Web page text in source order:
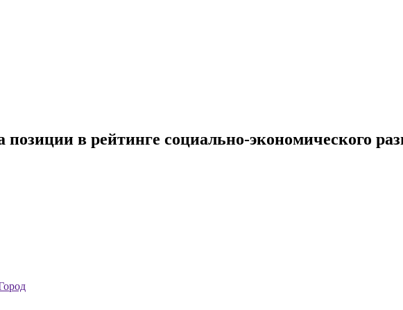
в рейтинге социально-экономического